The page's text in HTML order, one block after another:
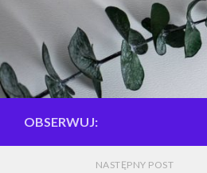
OBSERWUJ:
NASTĘPNY POST